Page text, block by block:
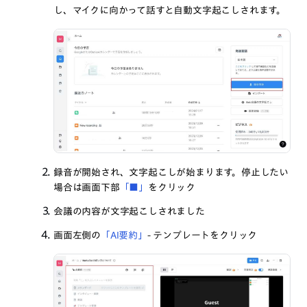
し、マイクに向かって話すと自動文字起こしされます。
録音が開始され、文字起こしが始まります。停止したい
場合は画面下部 「■」 をクリック
会議の内容が文字起こしされました
画面左側の 「AI要約」 - テンプレート をクリック